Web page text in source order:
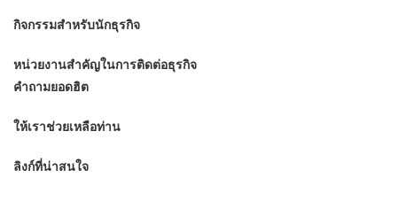
กิจกรรมสำหรับนักธุรกิจ
หน่วยงานสำคัญในการติดต่อธุรกิจ
คำถามยอดฮิต
ให้เราช่วยเหลือท่าน
ลิงก์ที่น่าสนใจ